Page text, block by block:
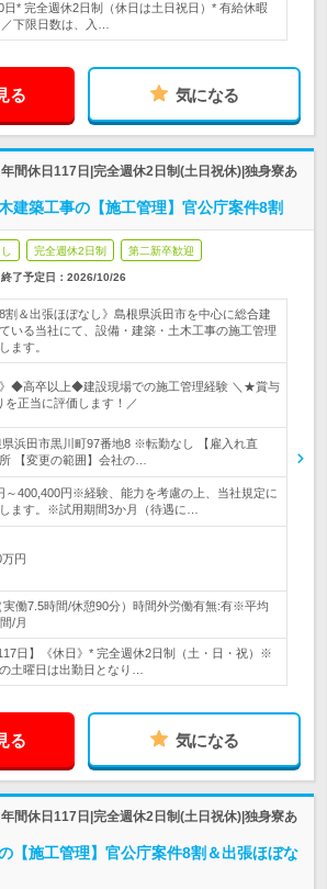
日* 完全週休2日制（休日は土日祝日）* 有給休暇
／下限日数は、入…
る 気になる
間休日117日|完全週休2日制(土日祝休)|独身寮あ
建築工事の【施工管理】官公庁案件8割
完全週休2日制 第二新卒歓迎
終了予定日： 2026/10/26
8割＆出張ほぼなし》島根県浜田市を中心に総合建
いる当社にて、設備・建築・土木工事の施工管理
ます。
》◆高卒以上◆建設現場での施工管理経験 ＼★賞与
正当に評価します！／
県浜田市黒川町97番地8 ※転勤なし 【雇入れ直
【変更の範囲】会社の…
～400,400円※経験、能力を考慮の上、当社規定に
ます。※試用期間3か月（待遇に…
円
実働7.5時間/休憩90分）時間外労働有無:有※平均
/月
日】《休日》* 完全週休2日制（土・日・祝）※
土曜日は出勤日となり…
る 気になる
間休日117日|完全週休2日制(土日祝休)|独身寮あ
【施工管理】官公庁案件8割＆出張ほぼな